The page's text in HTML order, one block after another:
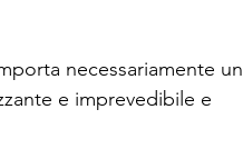
necessariamente un
e imprevedibile e